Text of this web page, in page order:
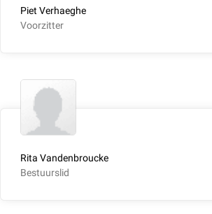
Piet Verhaeghe
Voorzitter
Rita Vandenbroucke
Bestuurslid